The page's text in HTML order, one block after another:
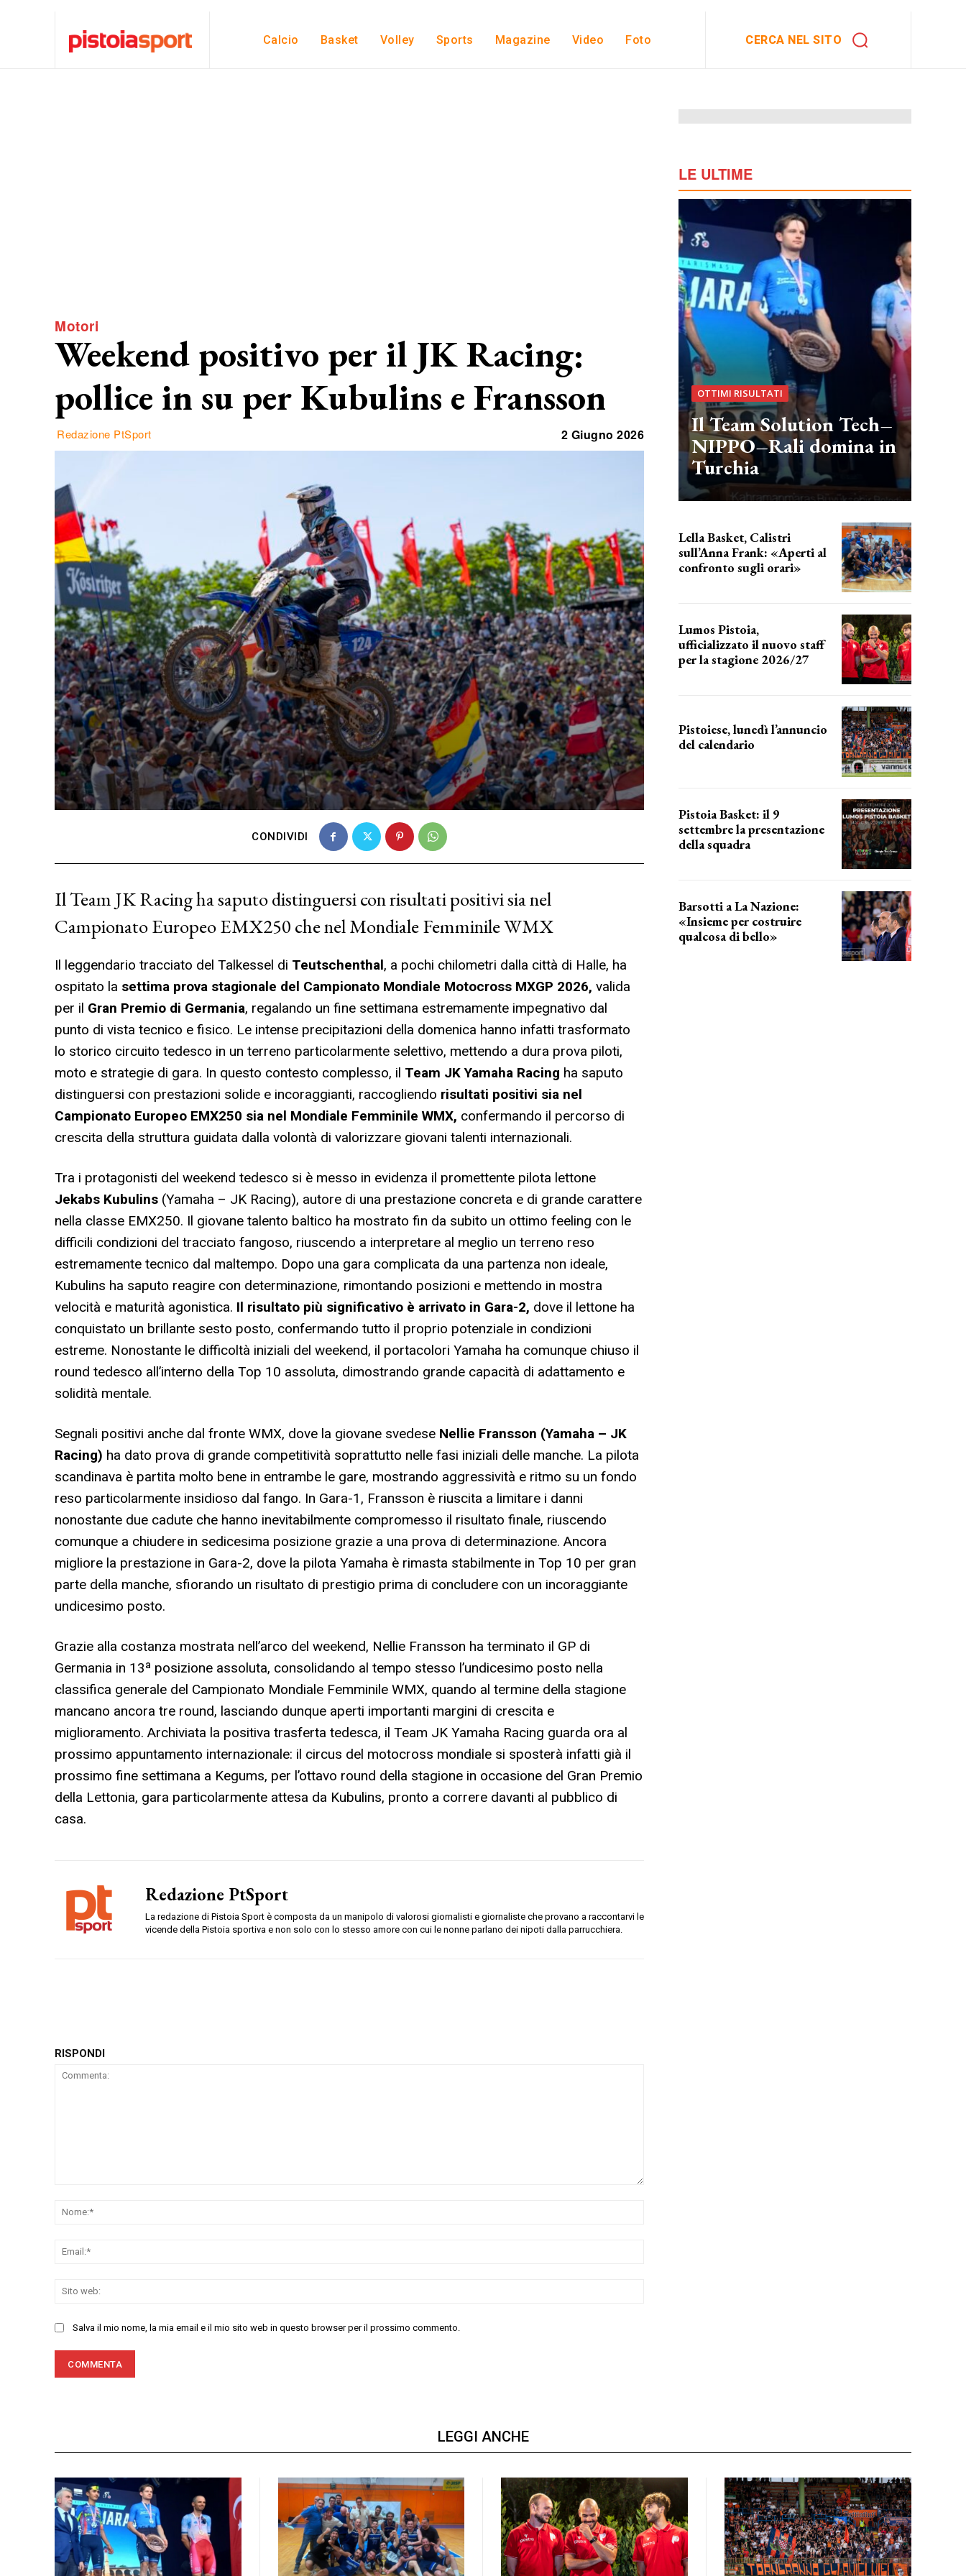
Calcio Basket Volley Sports Magazine Video Foto CERCA NEL SITO
Motori
Weekend positivo per il JK Racing:
pollice in su per Kubulins e Fransson
Redazione PtSport 2 Giugno 2026
CONDIVIDI
Il Team JK Racing ha saputo distinguersi con risultati positivi sia nel
Campionato Europeo EMX250 che nel Mondiale Femminile WMX
Il leggendario tracciato del Talkessel di Teutschenthal, a pochi chilometri dalla città di Halle, ha
ospitato la settima prova stagionale del Campionato Mondiale Motocross MXGP 2026, valida
per il Gran Premio di Germania, regalando un fine settimana estremamente impegnativo dal
punto di vista tecnico e fisico. Le intense precipitazioni della domenica hanno infatti trasformato
lo storico circuito tedesco in un terreno particolarmente selettivo, mettendo a dura prova piloti,
moto e strategie di gara. In questo contesto complesso, il Team JK Yamaha Racing ha saputo
distinguersi con prestazioni solide e incoraggianti, raccogliendo risultati positivi sia nel
Campionato Europeo EMX250 sia nel Mondiale Femminile WMX, confermando il percorso di
crescita della struttura guidata dalla volontà di valorizzare giovani talenti internazionali.
Tra i protagonisti del weekend tedesco si è messo in evidenza il promettente pilota lettone
Jekabs Kubulins (Yamaha – JK Racing), autore di una prestazione concreta e di grande carattere
nella classe EMX250. Il giovane talento baltico ha mostrato fin da subito un ottimo feeling con le
difficili condizioni del tracciato fangoso, riuscendo a interpretare al meglio un terreno reso
estremamente tecnico dal maltempo. Dopo una gara complicata da una partenza non ideale,
Kubulins ha saputo reagire con determinazione, rimontando posizioni e mettendo in mostra
velocità e maturità agonistica. Il risultato più significativo è arrivato in Gara-2, dove il lettone ha
conquistato un brillante sesto posto, confermando tutto il proprio potenziale in condizioni
estreme. Nonostante le difficoltà iniziali del weekend, il portacolori Yamaha ha comunque chiuso il
round tedesco all’interno della Top 10 assoluta, dimostrando grande capacità di adattamento e
solidità mentale.
Segnali positivi anche dal fronte WMX, dove la giovane svedese Nellie Fransson (Yamaha – JK
Racing) ha dato prova di grande competitività soprattutto nelle fasi iniziali delle manche. La pilota
scandinava è partita molto bene in entrambe le gare, mostrando aggressività e ritmo su un fondo
reso particolarmente insidioso dal fango. In Gara-1, Fransson è riuscita a limitare i danni
nonostante due cadute che hanno inevitabilmente compromesso il risultato finale, riuscendo
comunque a chiudere in sedicesima posizione grazie a una prova di determinazione. Ancora
migliore la prestazione in Gara-2, dove la pilota Yamaha è rimasta stabilmente in Top 10 per gran
parte della manche, sfiorando un risultato di prestigio prima di concludere con un incoraggiante
undicesimo posto.
Grazie alla costanza mostrata nell’arco del weekend, Nellie Fransson ha terminato il GP di
Germania in 13ª posizione assoluta, consolidando al tempo stesso l’undicesimo posto nella
classifica generale del Campionato Mondiale Femminile WMX, quando al termine della stagione
mancano ancora tre round, lasciando dunque aperti importanti margini di crescita e
miglioramento. Archiviata la positiva trasferta tedesca, il Team JK Yamaha Racing guarda ora al
prossimo appuntamento internazionale: il circus del motocross mondiale si sposterà infatti già il
prossimo fine settimana a Kegums, per l’ottavo round della stagione in occasione del Gran Premio
della Lettonia, gara particolarmente attesa da Kubulins, pronto a correre davanti al pubblico di
casa.
Redazione PtSport
La redazione di Pistoia Sport è composta da un manipolo di valorosi giornalisti e giornaliste che provano a raccontarvi le
vicende della Pistoia sportiva e non solo con lo stesso amore con cui le nonne parlano dei nipoti dalla parrucchiera.
RISPONDI
Salva il mio nome, la mia email e il mio sito web in questo browser per il prossimo commento.
LE ULTIME
OTTIMI RISULTATI
Il Team Solution Tech–
NIPPO–Rali domina in
Turchia
Lella Basket, Calistri
sull’Anna Frank: «Aperti al
confronto sugli orari»
Lumos Pistoia,
ufficializzato il nuovo staff
per la stagione 2026/27
Pistoiese, lunedì l’annuncio
del calendario
Pistoia Basket: il 9
settembre la presentazione
della squadra
Barsotti a La Nazione:
«Insieme per costruire
qualcosa di bello»
LEGGI ANCHE